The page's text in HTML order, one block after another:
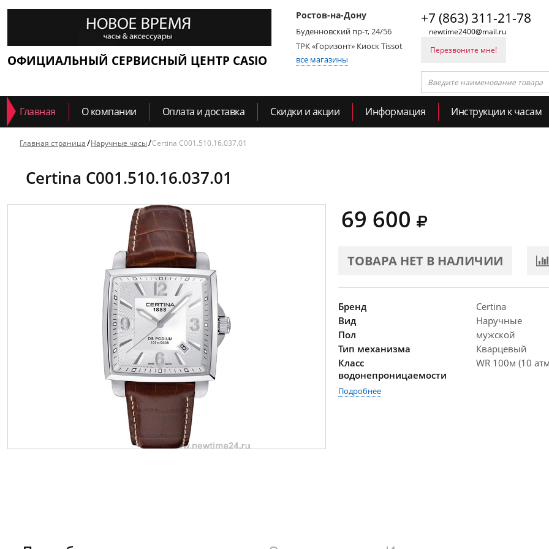
ОФИЦИАЛЬНЫЙ СЕРВИСНЫЙ ЦЕНТР CASIO
Ростов-на-Дону
Буденновский пр-т, 24/56
ТРК «Горизонт» Киоск Tissot
все магазины
+7 (863) 311-21-78
newtime2400@mail.ru
Перезвоните мне!
Главная О компании Оплата и доставка Скидки и акции Информация Инструкции к часам
Главная страница Наручные часы Certina C001.510.16.037.01
Certina C001.510.16.037.01
69 600
ТОВАРА НЕТ В НАЛИЧИИ
Бренд
Certina
Вид
Наручные
Пол
мужской
Тип механизма
Кварцевый
Класс
водонепроницаемости
WR 100м (10
Подробнее